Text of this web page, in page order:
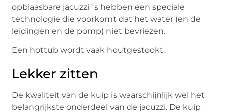
opblaasbare jacuzzi´s hebben een speciale
technologie die voorkomt dat het water (en de
leidingen en de pomp) niet bevriezen.
Een hottub wordt vaak houtgestookt.
Lekker zitten
De kwaliteit van de kuip is waarschijnlijk wel het
belangrijkste onderdeel van de jacuzzi. De kuip